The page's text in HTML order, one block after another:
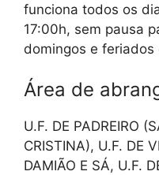
funciona todos os
17:00h, sem pausa
domingos e
Área de
U.F. DE PADREIRO
CRISTINA), U.F. DE
DAMIÃO E SÁ, U.F.